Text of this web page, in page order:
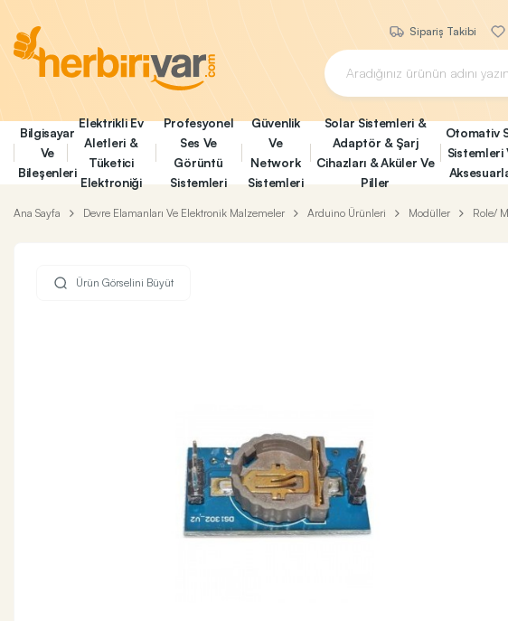
Sipariş Takibi
Bilgisayar
Ve
Bileşenleri
Elektrikli Ev
Aletleri &
Tüketici
Elektroniği
Profesyonel
Ses Ve
Görüntü
Sistemleri
Güvenlik
Ve
Network
Sistemleri
Solar Sistemleri &
Adaptör & Şarj
Cihazları & Aküler Ve
Piller
Otomativ
Sistemleri
Ana Sayfa Devre Elamanları Ve Elektronik Malzemeler Arduino Ürünleri Modüller Role/
Ürün Görselini Büyüt